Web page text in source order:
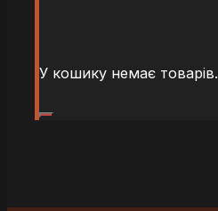
У кошику немає товарів.